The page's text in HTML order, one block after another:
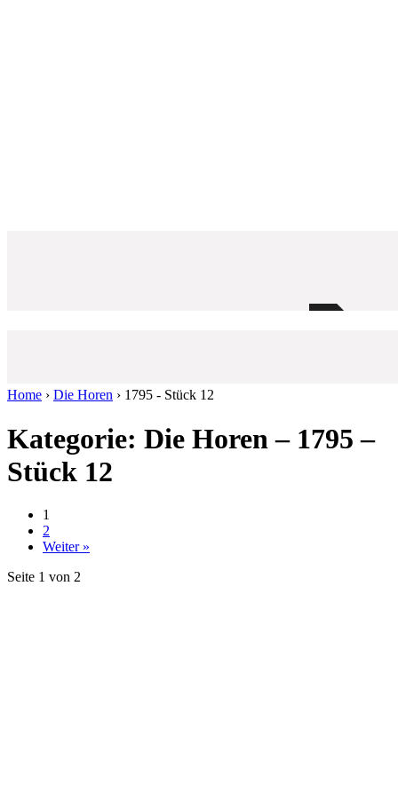
Home › Die Horen › 1795 - Stück 12
Kategorie: Die Horen – 1795 –
Stück 12
1
2
Weiter »
Seite 1 von 2